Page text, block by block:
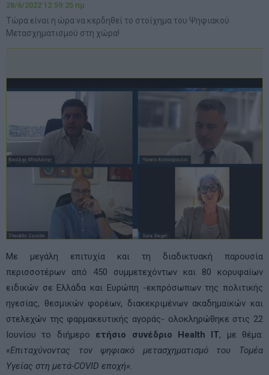
28/6/2022 12:59:25 πμ
Τώρα είναι η ώρα να κερδηθεί το στοίχημα του Ψηφιακού
Μετασχηματισμού στη χώρα!
Με μεγάλη επιτυχία και τη διαδικτυακή παρουσία
περισσοτέρων από 450 συμμετεχόντων και 80 κορυφαίων
ειδικών σε Ελλάδα και Ευρώπη -εκπρόσωπων της πολιτικής
ηγεσίας, θεσμικών φορέων, διακεκριμένων ακαδημαϊκών και
στελεχών της φαρμακευτικής αγοράς- ολοκληρώθηκε στις 22
Ιουνίου το διήμερο ετήσιο συνέδριο Health IT, με θέμα:
«Επιταχύνοντας τον ψηφιακό μετασχηματισμό του Τομέα
Υγείας στη μετά-COVID εποχή».